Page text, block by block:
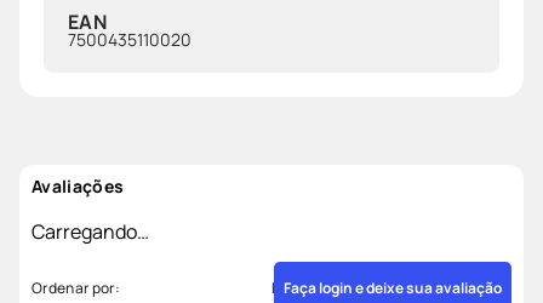
EAN
7500435110020
Avaliações
Carregando…
Faça login e deixe sua avaliação